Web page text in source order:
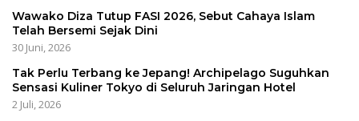
Wawako Diza Tutup FASI 2026, Sebut Cahaya Islam
Telah Bersemi Sejak Dini
30 Juni, 2026
Tak Perlu Terbang ke Jepang! Archipelago Suguhkan
Sensasi Kuliner Tokyo di Seluruh Jaringan Hotel
2 Juli, 2026